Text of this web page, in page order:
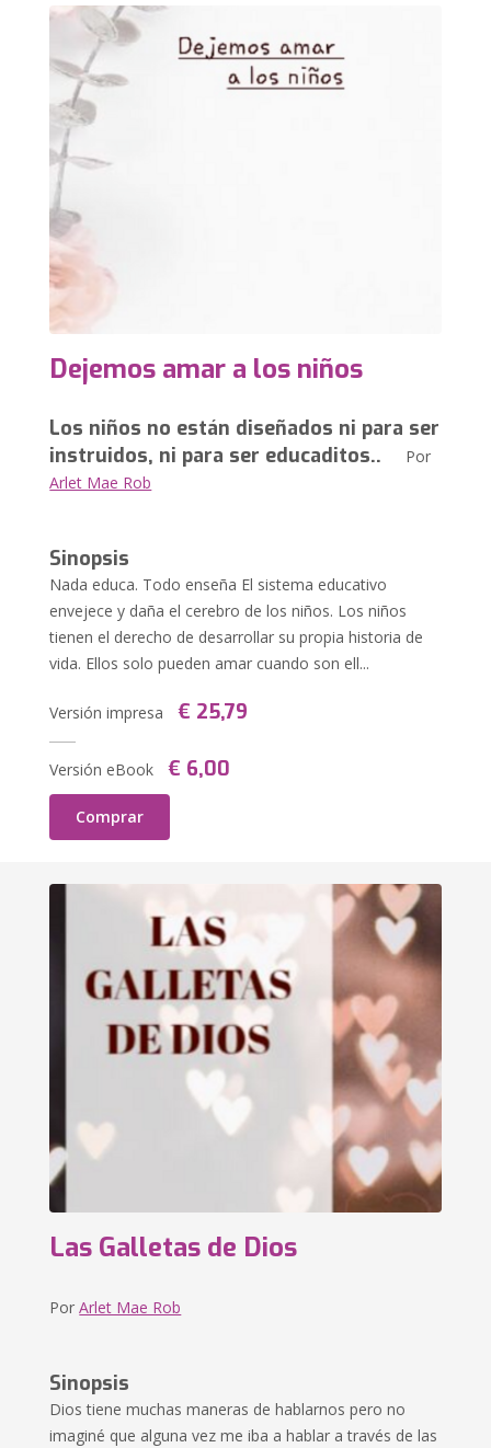
Dejemos amar a los niños
Los niños no están diseñados ni para ser
instruidos, ni para ser educaditos.. Por
Arlet Mae Rob
Sinopsis
Nada educa. Todo enseña El sistema educativo
envejece y daña el cerebro de los niños. Los niños
tienen el derecho de desarrollar su propia historia de
vida. Ellos solo pueden amar cuando son ell...
Versión impresa € 25,79
Versión eBook € 6,00
Comprar
Las Galletas de Dios
PorArlet Mae Rob
Sinopsis
Dios tiene muchas maneras de hablarnos pero no
imaginé que alguna vez me iba a hablar a través de las